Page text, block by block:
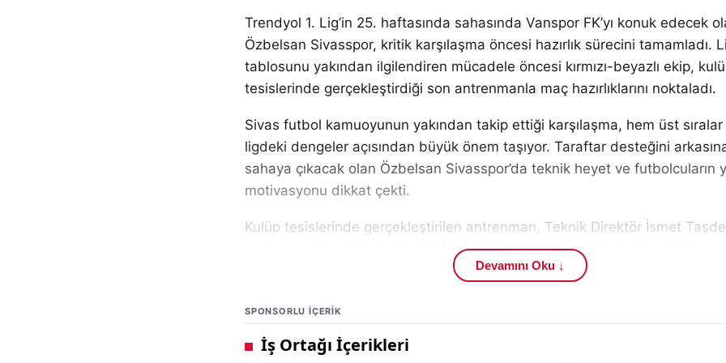
Trendyol 1. Lig’in 25. haftasında sahasında Vanspor FK’yı konuk edecek
Özbelsan Sivasspor, kritik karşılaşma öncesi hazırlık sürecini tamamladı.
tablosunu yakından ilgilendiren mücadele öncesi kırmızı-beyazlı ekip,
tesislerinde gerçekleştirdiği son antrenmanla maç hazırlıklarını noktaladı.
Sivas futbol kamuoyunun yakından takip ettiği karşılaşma, hem üst
ligdeki dengeler açısından büyük önem taşıyor. Taraftar desteğini
sahaya çıkacak olan Özbelsan Sivasspor’da teknik heyet ve futbolcuların
motivasyonu dikkat çekti.
Kulüp tesislerinde gerçekleştirilen antrenman, Teknik Direktör İsmet
yardımcı antrenörlerin gözetiminde yapıldı. Çalışma, futbolcuların fiziksel
üst seviyeye taşımaya yönelik ısınma hareketleriyle başladı. Ardından
Özellikle pas trafiğinin hızlandırılması ve top kayıplarının minimize
yapılan çalışmalar, teknik ekibin oyun planına verdiği önemi ortaya koydu.
Devamını Oku ↓
SPONSORLU IÇERIK